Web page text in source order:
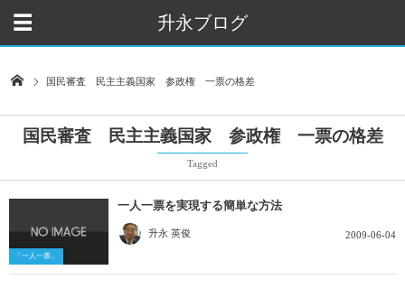
升永ブログ
国民審査 民主主義国家 参政権 一票の格差
国民審査 民主主義国家 参政権 一票の格差
Tagged
「一人一票」
一人一票を実現する簡単な方法
升永 英俊 2009-06-04